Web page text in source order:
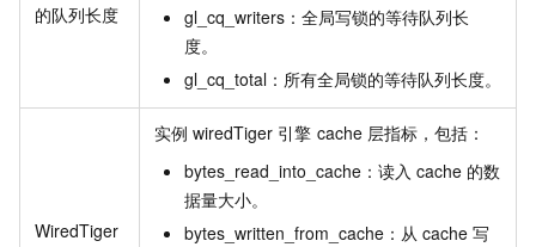
的队列长度
gl_cq_writers：全局写锁的等待队列长
度。
gl_cq_total：所有全局锁的等待队列长度。
WiredTiger
实例 wiredTiger 引擎 cache 层指标，包括：
bytes_read_into_cache：读入 cache 的数
据量大小。
bytes_written_from_cache：从 cache 写